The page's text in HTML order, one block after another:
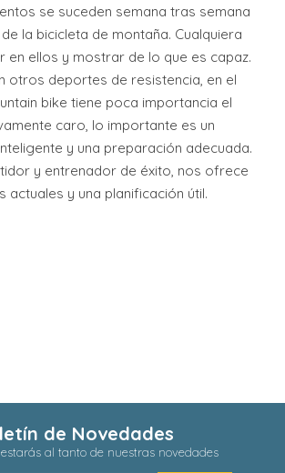
se suceden semana tras semana
la bicicleta de montaña. Cualquiera
en ellos y mostrar de lo que es capaz.
otros deportes de resistencia, en el
bike tiene poca importancia el
caro, lo importante es un
y una preparación adecuada.
y entrenador de éxito, nos ofrece
actuales y una planificación útil.
de Novedades
al tanto de nuestras novedades